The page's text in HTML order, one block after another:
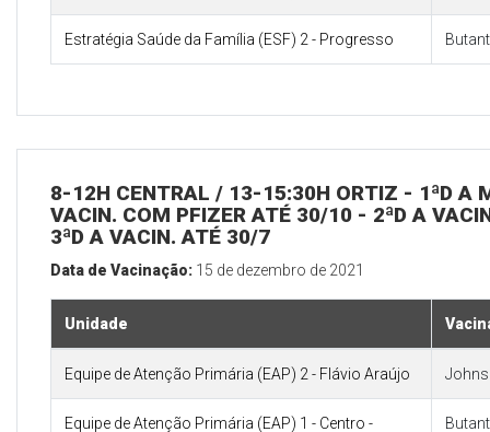
Estratégia Saúde da Família (ESF) 2 - Progresso
8-12H CENTRAL / 13-15:30H ORTIZ - 1ªD A
VACIN. COM PFIZER ATÉ 30/10 - 2ªD A
3ªD A VACIN. ATÉ 30/7
Data de Vacinação: 15 de dezembro de 2021
Unidade
Equipe de Atenção Primária (EAP) 2 - Flávio Araújo
Equipe de Atenção Primária (EAP) 1 - Centro -